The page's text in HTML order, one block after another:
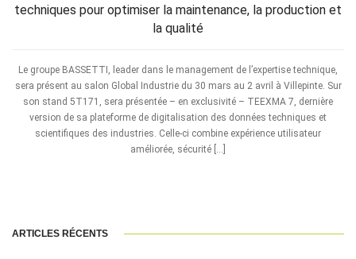
techniques pour optimiser la maintenance, la production et
la qualité
Le groupe BASSETTI, leader dans le management de l’expertise technique,
sera présent au salon Global Industrie du 30 mars au 2 avril à Villepinte. Sur
son stand 5T171, sera présentée – en exclusivité – TEEXMA 7, dernière
version de sa plateforme de digitalisation des données techniques et
scientifiques des industries. Celle-ci combine expérience utilisateur
améliorée, sécurité […]
ARTICLES RÉCENTS